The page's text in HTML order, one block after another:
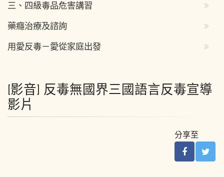
三、四級毒品危害講習
藥癮治療及諮詢
用愛反毒－愛從家庭出發
[影音] 反毒無國界三國語言反毒宣導
影片
分享至